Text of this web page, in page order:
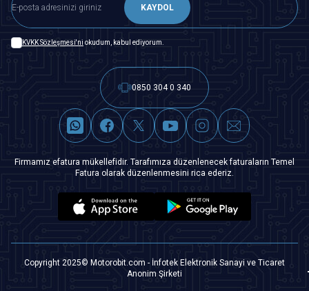
KAYDOL
KVKK Sözleşmesi'ni okudum, kabul ediyorum.
0850 304 0 340
Firmamız efatura mükellefidir. Tarafımıza düzenlenecek faturaların Temel
Fatura olarak düzenlenmesini rica ederiz.
Copyright 2025© Motorobit.com - İnfotek Elektronik Sanayi ve Ticaret
Anonim Şirketi